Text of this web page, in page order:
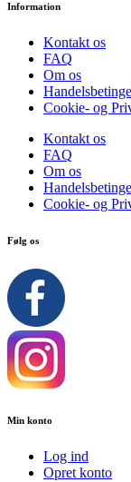
Information
Kontakt os
FAQ
Om os
Cookie- og
Kontakt os
FAQ
Om os
Cookie- og
Følg os
Min konto
Log ind
Opret konto